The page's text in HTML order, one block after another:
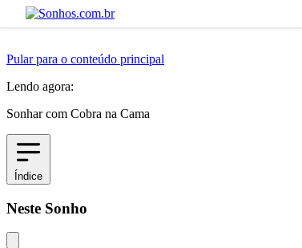
Pular para o conteúdo principal
Lendo agora:
Sonhar com Cobra na Cama
Índice
Neste Sonho